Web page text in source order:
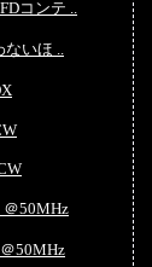
コンテ ..
ないほ ..
50MHz
50MHz